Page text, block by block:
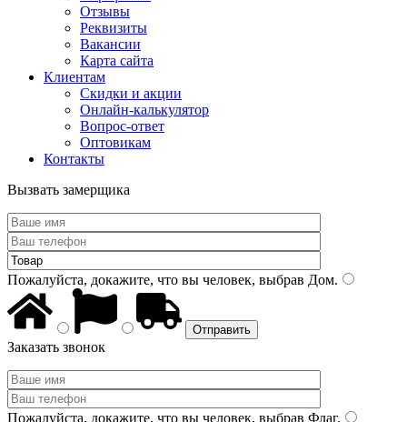
Отзывы
Реквизиты
Вакансии
Карта сайта
Клиентам
Скидки и акции
Онлайн-калькулятор
Вопрос-ответ
Оптовикам
Контакты
Вызвать замерщика
Пожалуйста, докажите, что вы человек, выбрав Дом.
Заказать звонок
Пожалуйста, докажите, что вы человек, выбрав Флаг.